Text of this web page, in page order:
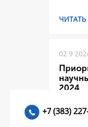
ЧИТАТЬ
02 9
2024
ЧИТАТЬ
+7 (383)